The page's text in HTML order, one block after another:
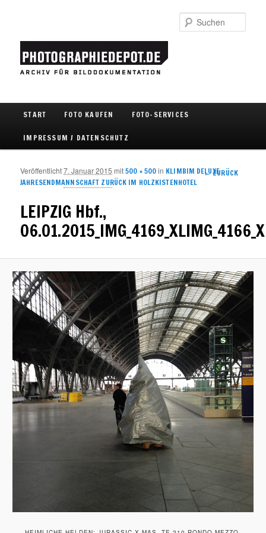
Zum Inhalt wechseln
Zum sekundären Inhalt wechseln
START FOTO KAUFEN FOTO-SERVICES
IMPRESSUM / DATENSCHUTZ
Bilder-
← ZURÜCK
LEIPZIG Hbf.,
Veröffentlicht7. Januar 2015 mit500 × 500in KLIMBIM DELUXE
JAHRESENDMANNSCHAFT ZURÜCK IM HOLZKISTENHOTEL